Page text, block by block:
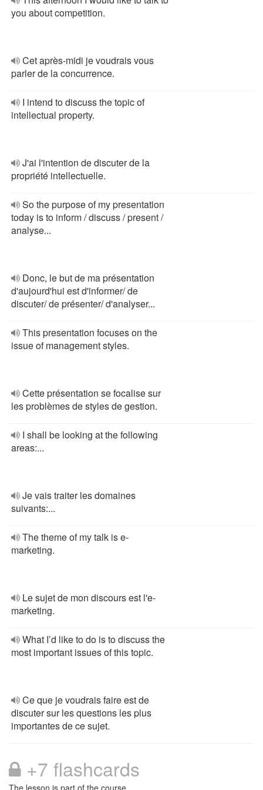
you about competition.
Cet après-midi je voudrais vous
parler de la concurrence.
I intend to discuss the topic of
intellectual property.
J'ai l'intention de discuter de la
propriété intellectuelle.
So the purpose of my presentation
today is to inform / discuss / present /
analyse...
Donc, le but de ma présentation
d'aujourd'hui est d'informer/ de
discuter/ de présenter/ d'analyser...
This presentation focuses on the
issue of management styles.
Cette présentation se focalise sur
les problèmes de styles de gestion.
I shall be looking at the following
areas:...
Je vais traiter les domaines
suivants:...
The theme of my talk is e-
marketing.
Le sujet de mon discours est l'e-
marketing.
What I’d like to do is to discuss the
most important issues of this topic.
Ce que je voudrais faire est de
discuter sur les questions les plus
importantes de ce sujet.
+7 flashcards
The lesson is part of the course